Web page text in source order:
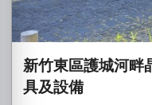
新竹東區護城河畔
具及設備